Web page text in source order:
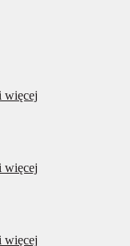
więcej
więcej
więcej